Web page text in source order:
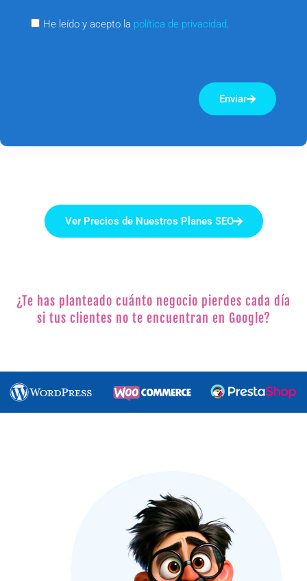
He leído y acepto la política de privacidad.
Enviar
Ver Precios de Nuestros Planes SEO
¿Te has planteado cuánto negocio pierdes cada día
si tus clientes no te encuentran en Google?